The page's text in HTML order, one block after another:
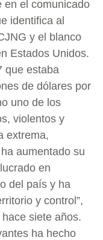
en el comunicado
identifica al
y el blanco
Estados Unidos.
que estaba
de dólares por
uno de los
violentos y
extrema,
aumentado su
en
del país y ha
y control”,
siete años.
ha hecho